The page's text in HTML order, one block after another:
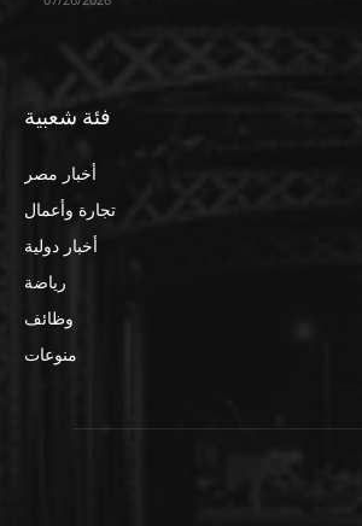
فئة شعبية
أخبار مصر
تجارة وأعمال
أخبار دولية
رياضة
وظائف
منوعات